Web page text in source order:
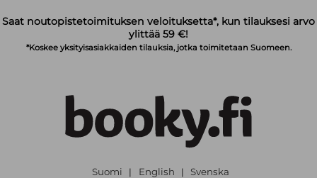
Saat noutopistetoimituksen veloituksetta*, kun tilauksesi arvo
ylittää 59 €!
*Koskee yksityisasiakkaiden tilauksia, jotka toimitetaan Suomeen.
Suomi | English | Svenska